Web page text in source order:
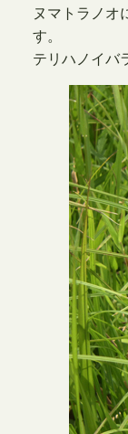
ヌマトラノオ
す。
テリハノイバ